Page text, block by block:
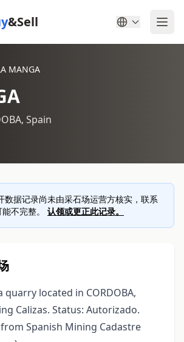
&Sell
MANGA
Spain
数据记录尚未由采石场运营方核实，联系
不完整。 认领或更正此记录。
quarry located in CORDOBA,
Calizas. Status: Autorizado.
Spanish Mining Cadastre